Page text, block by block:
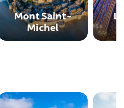
Mont Saint-
Michel